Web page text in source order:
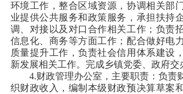
环境工作，整合区域资源，协调相关部
业提供公共服务和政策服务，承担扶持
调、对接以及对口合作相关工作；负责
信息化、商务等方面工作；配合做好电
质量提升工作，负责社会信用体系建设
新发展相关工作。完成乡镇党委、政府交
4.财政管理办公室，主要职责：负责
织财政收入，编制本级财政预决算草案